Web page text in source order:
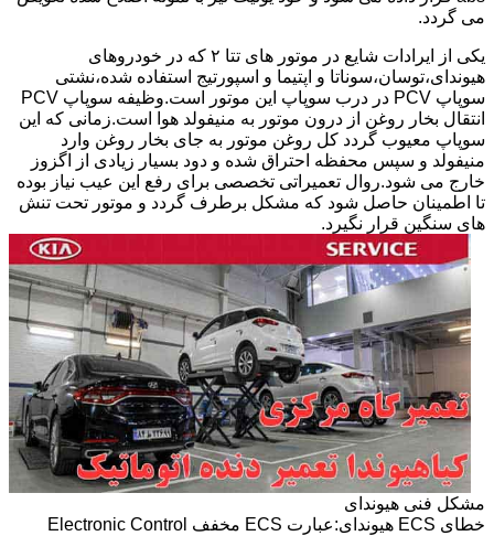
می گردد.
یکی از ایرادات شایع در موتور های تتا ۲ که در خودروهای
هیوندای،توسان،سوناتا و اپتیما و اسپورتیج استفاده شده،نشتی
سوپاپ PCV در درب سوپاپ این موتور است.وظیفه سوپاپ PCV
انتقال بخار روغن از درون موتور به منیفولد هوا است.زمانی که این
سوپاپ معیوب گردد کل روغن موتور به جای بخار روغن وارد
منیفولد و سپس محفظه احتراق شده و دود بسیار زیادی از اگزوز
خارج می شود.روال تعمیراتی تخصصی برای رفع این عیب نیاز بوده
تا اطمینان حاصل شود که مشکل برطرف گردد و موتور تحت تنش
های سنگین قرار نگیرد.
مشکل فنی هیوندای
خطای ECS هیوندای:عبارت ECS مخفف Electronic Control